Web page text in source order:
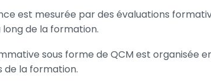
est mesurée par des évaluations
de la formation.
sous forme de QCM est organisée
de la formation.